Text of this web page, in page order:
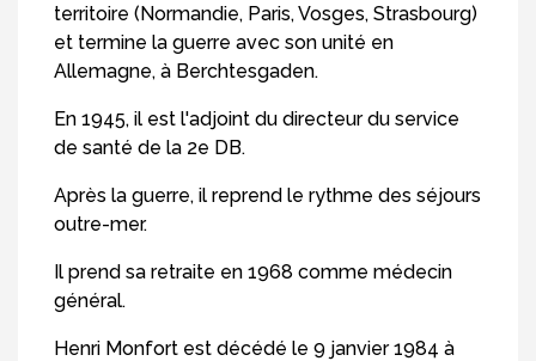
territoire (Normandie, Paris, Vosges, Strasbourg)
et termine la guerre avec son unité en
Allemagne, à Berchtesgaden.
En 1945, il est l'adjoint du directeur du service
de santé de la 2e DB.
Après la guerre, il reprend le rythme des séjours
outre-mer.
Il prend sa retraite en 1968 comme médecin
général.
Henri Monfort est décédé le 9 janvier 1984 à